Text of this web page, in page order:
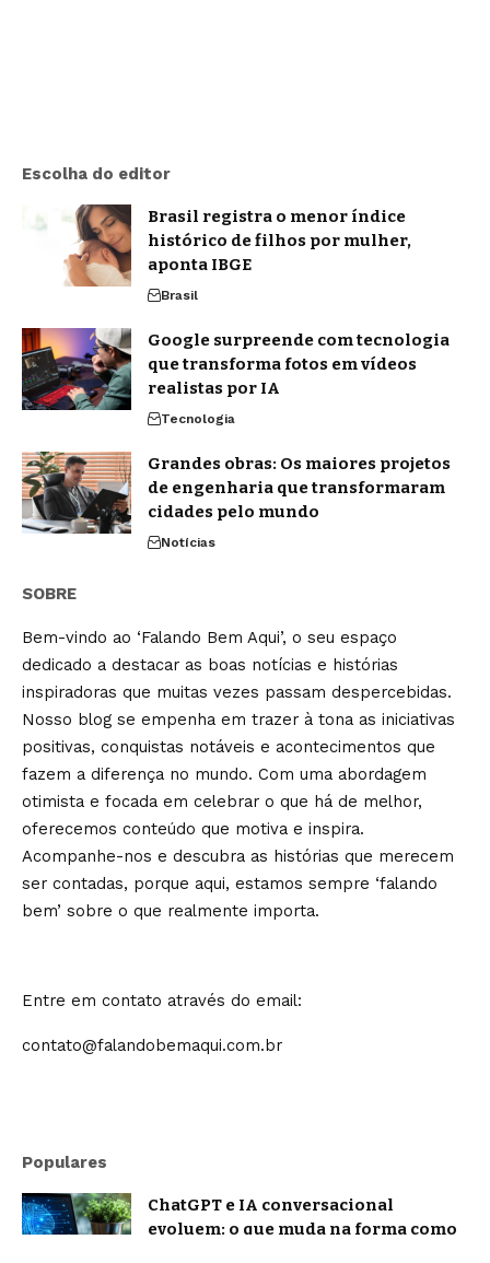
Escolha do editor
Brasil registra o menor índice
histórico de filhos por mulher,
aponta IBGE
Brasil
Google surpreende com tecnologia
que transforma fotos em vídeos
realistas por IA
Tecnologia
Grandes obras: Os maiores projetos
de engenharia que transformaram
cidades pelo mundo
Notícias
SOBRE
Bem-vindo ao ‘Falando Bem Aqui’, o seu espaço
dedicado a destacar as boas notícias e histórias
inspiradoras que muitas vezes passam despercebidas.
Nosso blog se empenha em trazer à tona as iniciativas
positivas, conquistas notáveis e acontecimentos que
fazem a diferença no mundo. Com uma abordagem
otimista e focada em celebrar o que há de melhor,
oferecemos conteúdo que motiva e inspira.
Acompanhe-nos e descubra as histórias que merecem
ser contadas, porque aqui, estamos sempre ‘falando
bem’ sobre o que realmente importa.
Entre em contato através do email:
contato@falandobemaqui.com.br
Populares
ChatGPT e IA conversacional
evoluem: o que muda na forma como